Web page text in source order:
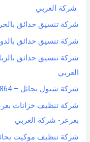
شركة العربي
شركة تنسيق حدائق
شركة تنسيق حدائق
شركة تنسيق حدائق
العربي
شركة شيول بحائل – 0551154864 اتصل بنا – شركة العربي
بعرعر- شركة العربي